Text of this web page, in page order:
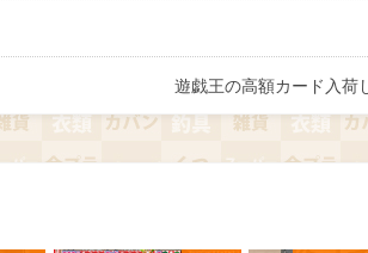
遊戯王の高額カード入荷